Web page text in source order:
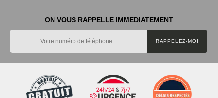
ON VOUS RAPPELLE IMMEDIATEMENT